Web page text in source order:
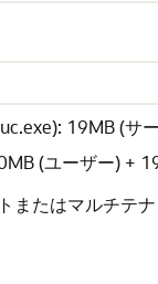
19MB (サ
(ユーザー) +
たはマルチテナ